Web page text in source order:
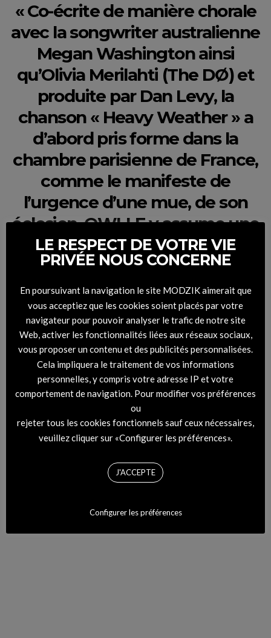
« Co-écrite de manière chorale
avec la songwriter australienne
Megan Washington ainsi
qu’Olivia Merilahti (The DØ) et
produite par Dan Levy, la
chanson « Heavy Weather » a
d’abord pris forme dans la
chambre parisienne de France,
comme le manifeste de
l’urgence d’une mue, de son
éclosion. OWLLE y assume une
vulnérabilité précédemment
plus voilée. A l’image de son
album à venir auquel il donne
son titre. »
Retrouvez également Owlle en shooting mode et en interview
dans nouveau Modzik #57 en vente exclusive au corner
PaperLab (BHV) dès aujourd’hui et sur notree-shopet en
kiosque à partir de mercredi 26 septembre.
Mahalia nous offre un
LE RESPECT DE VOTRE VIE
PRIVÉE NOUS CONCERNE
En poursuivant la navigation le site MODZIK aimerait que
vous acceptiez que les cookies soient placés par votre
navigateur pour pouvoir analyser le trafic de notre site
Web, activer les fonctionnalités liées aux réseaux sociaux,
vous proposer un contenu et des publicités personnalisées.
Cela impliquera le traitement de vos informations
personnelles, y compris votre adresse IP et votre
comportement de navigation. Pour modifier vos préférences
ou
rejeter tous les cookies fonctionnels sauf ceux nécessaires,
veuillez cliquer sur «Configurer les préférences».
J'ACCEPTE
Configurer les préférences